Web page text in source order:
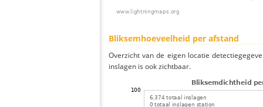
Bliksemhoeveelheid per afstand
Overzicht van de eigen locatie
inslagen is ook zichtbaar.